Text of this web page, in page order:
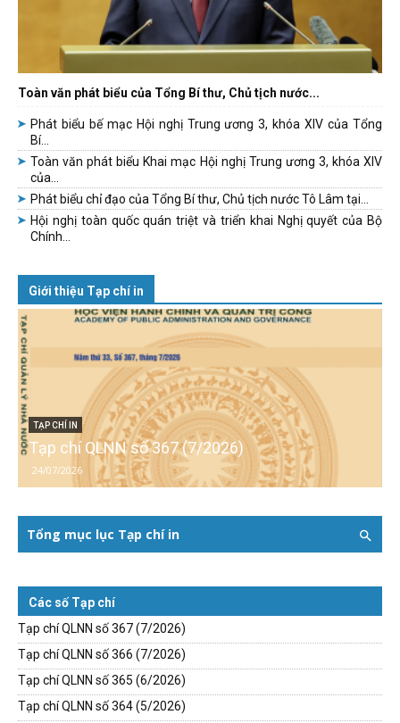
Toàn văn phát biểu của Tổng Bí thư, Chủ tịch nước...
Phát biểu bế mạc Hội nghị Trung ương 3, khóa XIV của Tổng
Bí...
Toàn văn phát biểu Khai mạc Hội nghị Trung ương 3, khóa XIV
của...
Phát biểu chỉ đạo của Tổng Bí thư, Chủ tịch nước Tô Lâm tại...
Hội nghị toàn quốc quán triệt và triển khai Nghị quyết của Bộ
Chính...
Giới thiệu Tạp chí in
TẠP CHÍ IN
Tạp chí QLNN số 367 (7/2026)
24/07/2026
Tổng mục lục Tạp chí in
Các số Tạp chí
Tạp chí QLNN số 367 (7/2026)
Tạp chí QLNN số 366 (7/2026)
Tạp chí QLNN số 365 (6/2026)
Tạp chí QLNN số 364 (5/2026)